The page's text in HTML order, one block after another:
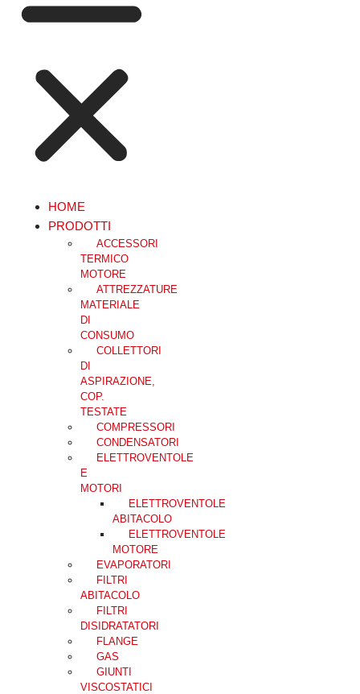
HOME
PRODOTTI
ACCESSORI
TERMICO
MOTORE
ATTREZZATURE
MATERIALE
DI
CONSUMO
COLLETTORI
DI
ASPIRAZIONE,
COP.
TESTATE
COMPRESSORI
CONDENSATORI
ELETTROVENTOLE
E
MOTORI
ELETTROVENTOLE
ABITACOLO
ELETTROVENTOLE
MOTORE
EVAPORATORI
FILTRI
ABITACOLO
FILTRI
DISIDRATATORI
FLANGE
GAS
GIUNTI
VISCOSTATICI